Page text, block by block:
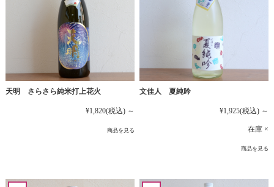
天明 さらさら純米打上花火
¥1,820(税込) ～
商品を見る
文佳人 夏純吟
¥1,925(税込) ～
在庫 ×
商品を見る